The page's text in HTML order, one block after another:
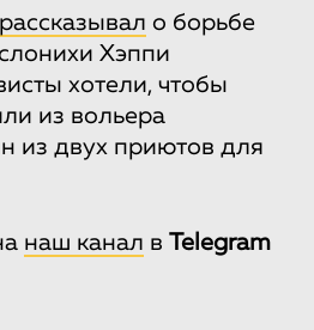
рассказывал о борьбе
Хэппи
хотели, чтобы
из вольера
из двух приютов для
наш канал в Telegram